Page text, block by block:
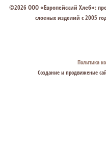
©2026 ООО «Европейский Хлеб»:
слоеных изделий с 2005
Политика
Создание и продвижение